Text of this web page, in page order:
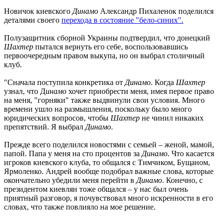
Новичок киевского Динамо Александр Пихаленок поделился
деталями своего перехода в состояние "бело-синих".
Полузащитник сборной Украины подтвердил, что донецкий
Шахтер пытался вернуть его себе, воспользовавшись
первоочередным правом выкупа, но он выбрал столичный
клуб.
"Сначала поступила конкретика от Динамо. Когда Шахтер
узнал, что Динамо хочет приобрести меня, имея первое право
на меня, "горняки" также выдвинули свои условия. Много
времени ушло на размышления, поскольку было много
юридических вопросов, чтобы Шахтер не чинил никаких
препятствий. Я выбрал Динамо.
Прежде всего поделился новостями с семьей – женой, мамой,
папой. Папа у меня на сто процентов за Динамо. Что касается
игроков киевского клуба, то общался с Тимчиком, Бущаном,
Ярмоленко. Андрей вообще подобрал важные слова, которые
окончательно убедили меня перейти в Динамо. Конечно, с
президентом киевлян тоже общался – у нас был очень
приятный разговор, я почувствовал много искренности в его
словах, что также повлияло на мое решение.